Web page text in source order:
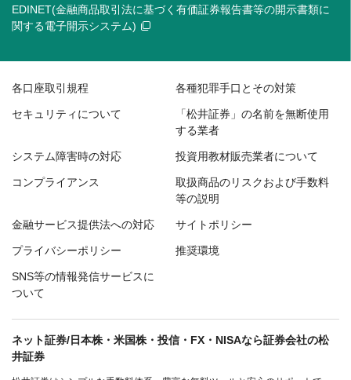
EDINET(金融商品取引法に基づく有価証券報告書等の開示書類に
関する電子開示システム)
各口座取引規程 各種犯罪手口とその対策
セキュリティについて
「松井証券」の名前を無断使用
する業者
システム障害時の対応 投資用教材販売業者について
コンプライアンス
取扱商品のリスクおよび手数料
等の説明
金融サービス提供法への対応 サイトポリシー
プライバシーポリシー 推奨環境
SNS等の情報発信サービスに
ついて
ネット証券/日本株・米国株・投信・FX・NISAなら証券会社の松
井証券